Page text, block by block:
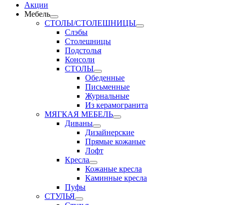
Акции
Мебель
СТОЛЫ/СТОЛЕШНИЦЫ
Слэбы
Столешницы
Подстолья
Консоли
СТОЛЫ
Обеденные
Письменные
Журнальные
Из керамогранита
МЯГКАЯ МЕБЕЛЬ
Диваны
Дизайнерские
Прямые кожаные
Лофт
Кресла
Кожаные кресла
Каминные кресла
Пуфы
СТУЛЬЯ